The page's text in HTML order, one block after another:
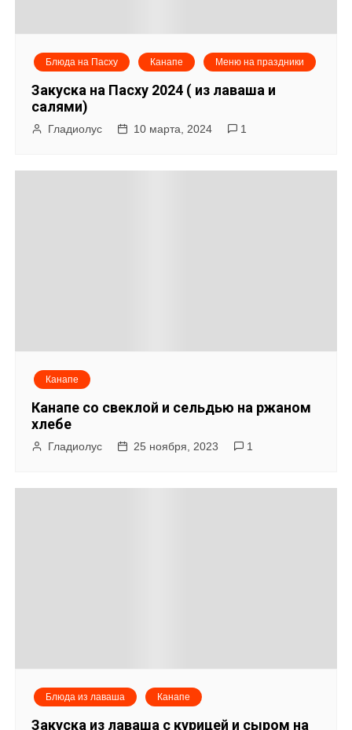
Блюда на Пасху Канапе Меню на праздники
Закуска на Пасху 2024 ( из лаваша и
салями)
Гладиолус 10 марта, 2024 1
Канапе
Канапе со свеклой и сельдью на ржаном
хлебе
Гладиолус 25 ноября, 2023 1
Блюда из лаваша Канапе
Закуска из лаваша с курицей и сыром на